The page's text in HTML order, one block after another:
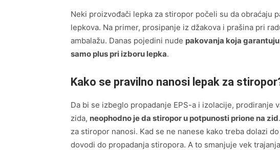
Neki proizvođači lepka za stiropor počeli su da obraćaju
lepkova. Na primer, prosipanje iz džakova i prašina pri
ambalažu. Danas pojedini nude pakovanja koja
samo plus pri izboru lepka.
Kako se pravilno nanosi lepak za
Da bi se izbeglo propadanje EPS-a i izolacije, prodiranje
zida, neophodno je da stiropor u potpunosti prione na zid
za stiropor nanosi. Kad se ne nanese kako treba dolazi
dovodi do propadanja stiropora. A to smanjuje vek